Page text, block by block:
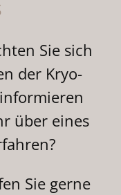
Sie sich
der Kryo-
über eines
Sie gerne